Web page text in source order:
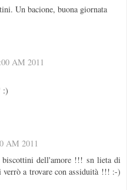
Un bacione, buona giornata
AM 2011
:)
AM 2011
dell'amore !!! sn lieta di
a trovare con assiduità !!! :-)